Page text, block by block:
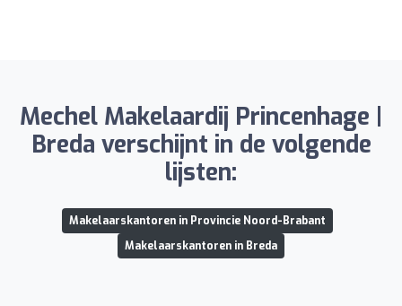
Mechel Makelaardij Princenhage |
Breda verschijnt in de volgende
lijsten:
Makelaarskantoren in Provincie Noord-Brabant
Makelaarskantoren in Breda